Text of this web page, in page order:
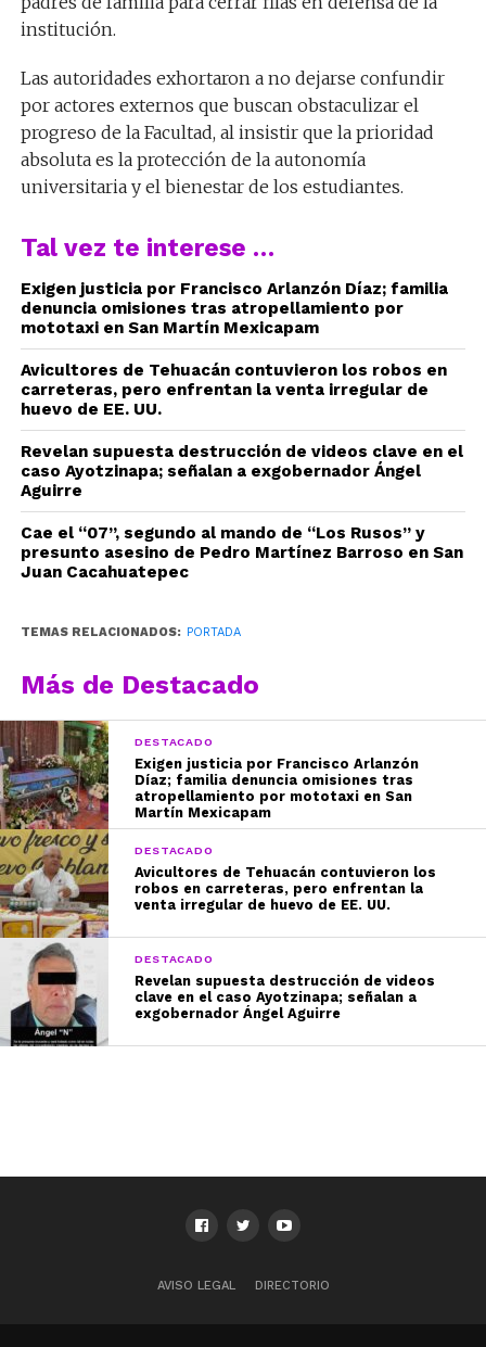
institución.
Las autoridades exhortaron a no dejarse confundir
por actores externos que buscan obstaculizar el
progreso de la Facultad, al insistir que la prioridad
absoluta es la protección de la autonomía
universitaria y el bienestar de los estudiantes.
Tal vez te interese …
Exigen justicia por Francisco Arlanzón Díaz; familia
denuncia omisiones tras atropellamiento por
mototaxi en San Martín Mexicapam
Avicultores de Tehuacán contuvieron los robos en
carreteras, pero enfrentan la venta irregular de
huevo de EE. UU.
Revelan supuesta destrucción de videos clave en el
caso Ayotzinapa; señalan a exgobernador Ángel
Aguirre
Cae el “07”, segundo al mando de “Los Rusos” y
presunto asesino de Pedro Martínez Barroso en San
Juan Cacahuatepec
TEMAS RELACIONADOS: PORTADA
Más de Destacado
DESTACADO
Exigen justicia por Francisco Arlanzón
Díaz; familia denuncia omisiones tras
atropellamiento por mototaxi en San
Martín Mexicapam
DESTACADO
Avicultores de Tehuacán contuvieron los
robos en carreteras, pero enfrentan la
venta irregular de huevo de EE. UU.
DESTACADO
Revelan supuesta destrucción de videos
clave en el caso Ayotzinapa; señalan a
exgobernador Ángel Aguirre
AVISO LEGAL DIRECTORIO